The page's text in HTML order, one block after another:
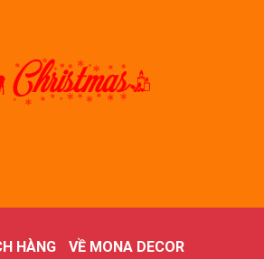
HÀNG VỀ MONA DECOR